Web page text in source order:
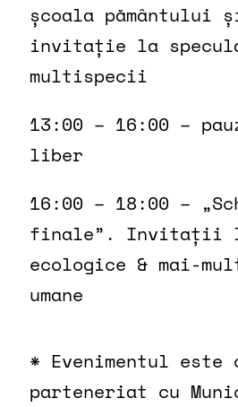
școala pământului
invitație la
multispecii
13:00 – 16:00 –
liber
16:00 – 18:00 –
finale”. Invitații
ecologice & mai-
umane
* Evenimentul
parteneriat cu